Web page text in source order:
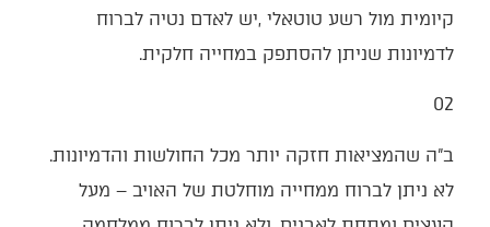
‬לדמיונות‭ ‬שניתן‭ ‬להסתפק‭ ‬במחייה‭ ‬חלקית‭.‬
02‭ ‬
ב"ה‭ ‬שהמציאות‭ ‬חזקה‭ ‬יותר‭ ‬מכל‭ ‬החולשות‭ ‬והדמיונות‭.
‬לא‭ ‬ניתן‭ ‬לברוח‭ ‬ממחייה‭ ‬מוחלטת‭ ‬של‭ ‬האויב‭ ‬‮–‬‭ ‬מעל‭